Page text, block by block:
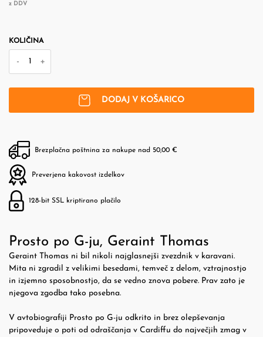
z DDV
KOLIČINA
- +
DODAJ V KOŠARICO
Brezplačna poštnina za nakupe nad 50,00 €
Preverjena kakovost izdelkov
128-bit SSL kriptirano plačilo
Prosto po G-ju, Geraint Thomas
Geraint Thomas ni bil nikoli najglasnejši zvezdnik v karavani.
Mita ni zgradil z velikimi besedami, temveč z delom, vztrajnostjo
in izjemno sposobnostjo, da se vedno znova pobere. Prav zato je
njegova zgodba tako posebna.
V avtobiografiji Prosto po G-ju odkrito in brez olepševanja
pripoveduje o poti od odraščanja v Cardiffu do največjih zmag v